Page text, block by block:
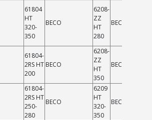
61804
HT
320-
350
BECO
6208-
ZZ
HT
280
BECO
61804-
2RS HT
200
BECO
6208-
ZZ
HT
350
BECO
61804-
2RS HT
250-
280
BECO
6209
HT
320-
350
BECO